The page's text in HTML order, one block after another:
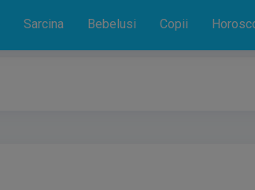
Sarcina Bebelusi Copii